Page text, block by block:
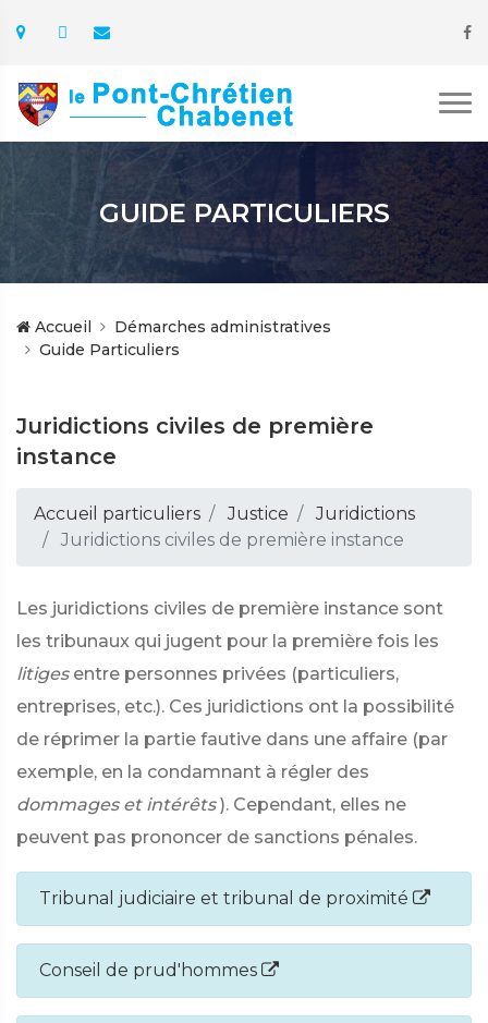
GUIDE PARTICULIERS
Accueil
Démarches administratives
Guide Particuliers
Juridictions civiles de première
instance
Accueil particuliers Justice
Juridictions
Juridictions civiles de première instance
Les juridictions civiles de première instance sont
les tribunaux qui jugent pour la première fois les
litiges entre personnes privées (particuliers,
entreprises, etc.). Ces juridictions ont la possibilité
de réprimer la partie fautive dans une affaire (par
exemple, en la condamnant à régler des
dommages et intérêts ). Cependant, elles ne
peuvent pas prononcer de sanctions pénales.
Tribunal judiciaire et tribunal de proximité
Conseil de prud'hommes